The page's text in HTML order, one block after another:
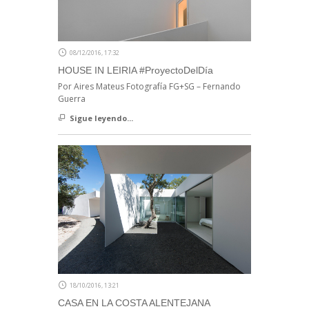
08/12/2016, 17:32
HOUSE IN LEIRIA #ProyectoDelDía
Por Aires Mateus Fotografía FG+SG – Fernando
Guerra
Sigue leyendo...
18/10/2016, 13:21
CASA EN LA COSTA ALENTEJANA